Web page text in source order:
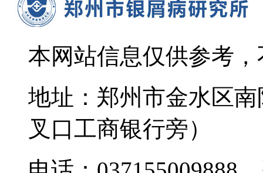
本网站信息仅供参考
地址：郑州市金水区
叉口工商银行旁）